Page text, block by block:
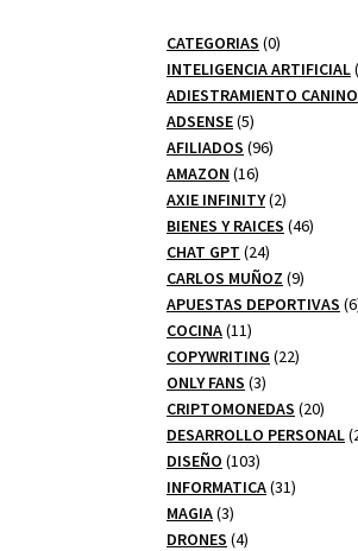
CATEGORIAS 00
productos
INTELIGENCIA ARTIFICIAL
ADIESTRAMIENTO CANINO
ADSENSE 55
productos
AFILIADOS 9696
AMAZON 1616
productos
AXIE INFINITY 22
productos
BIENES Y RAICES 4646
CHAT GPT 2424
productos
CARLOS MUÑOZ 99
APUESTAS DEPORTIVAS 6
COCINA 1111
productos
COPYWRITING 2222
ONLY FANS 33
productos
CRIPTOMONEDAS 2020
DESARROLLO PERSONAL
DISEÑO 103103
productos
INFORMATICA 3131
MAGIA 33
productos
DRONES 44